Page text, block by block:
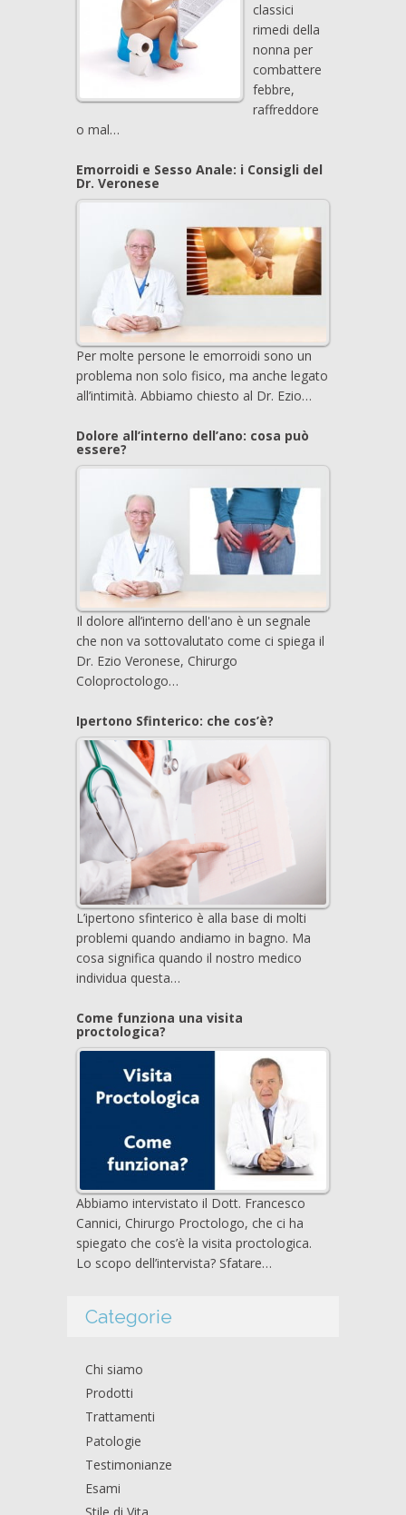
classici
rimedi della
nonna per
combattere
febbre,
raffreddore
o mal…
Emorroidi e Sesso Anale: i Consigli del
Dr. Veronese
Per molte persone le emorroidi sono un
problema non solo fisico, ma anche legato
all’intimità. Abbiamo chiesto al Dr. Ezio…
Dolore all’interno dell’ano: cosa può
essere?
Il dolore all’interno dell'ano è un segnale
che non va sottovalutato come ci spiega il
Dr. Ezio Veronese, Chirurgo
Coloproctologo…
Ipertono Sfinterico: che cos’è?
L’ipertono sfinterico è alla base di molti
problemi quando andiamo in bagno. Ma
cosa significa quando il nostro medico
individua questa…
Come funziona una visita
proctologica?
Abbiamo intervistato il Dott. Francesco
Cannici, Chirurgo Proctologo, che ci ha
spiegato che cos’è la visita proctologica.
Lo scopo dell’intervista? Sfatare…
Categorie
Chi siamo
Prodotti
Trattamenti
Patologie
Testimonianze
Esami